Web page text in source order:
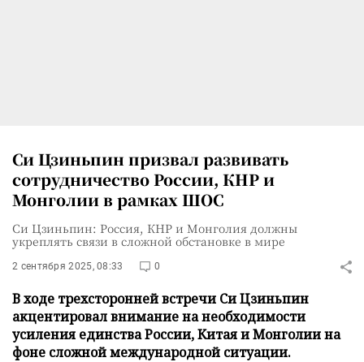
Си Цзиньпин призвал развивать
сотрудничество России, КНР и
Монголии в рамках ШОС
Си Цзиньпин: Россия, КНР и Монголия должны
укреплять связи в сложной обстановке в мире
2 сентября 2025, 08:33 0
В ходе трехсторонней встречи Си Цзиньпин
акцентировал внимание на необходимости
усиления единства России, Китая и Монголии на
фоне сложной международной ситуации.